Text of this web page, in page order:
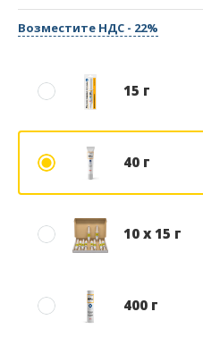
Возместите НДС - 22%
15 г
40 г
10 х 15 г
400 г